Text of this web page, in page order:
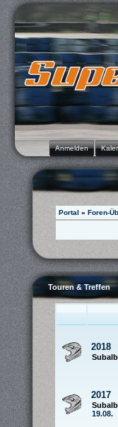
Anmelden
Portal » Foren-
Touren & Treffen
2018
2017
19.08.